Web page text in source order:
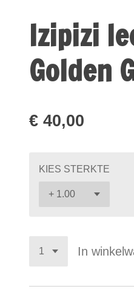
Izipizi
Golden
€ 40,00
KIES STERKTE
In